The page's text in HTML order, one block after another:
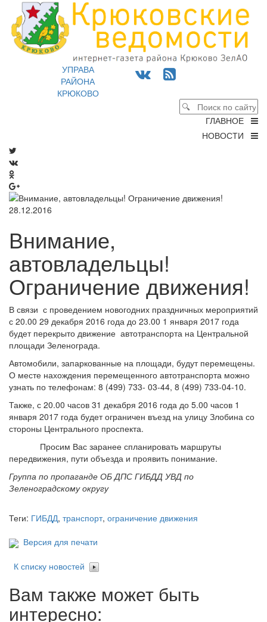
УПРАВА
РАЙОНА
КРЮКОВО
ГЛАВНОЕ
НОВОСТИ
28.12.2016
Внимание,
автовладельцы!
Ограничение движения!
В связи с проведением новогодних праздничных мероприятий
с 20.00 29 декабря 2016 года до 23.00 1 января 2017 года
будет перекрыто движение автотранспорта на Центральной
площади Зеленограда.
Автомобили, запаркованные на площади, будут перемещены.
О месте нахождения перемещенного автотранспорта можно
узнать по телефонам: 8 (499) 733- 03-44, 8 (499) 733-04-10.
Также, с 20.00 часов 31 декабря 2016 года до 5.00 часов 1
января 2017 года будет ограничен въезд на улицу Злобина со
стороны Центрального проспекта.
Просим Вас заранее спланировать маршруты
передвижения, пути объезда и проявить понимание.
Группа по пропаганде ОБ ДПС ГИБДД УВД по
Зеленоградскому округу
Теги: ГИБДД, транспорт, ограничение движения
Версия для печати
К списку новостей
Вам также может быть
интересно: